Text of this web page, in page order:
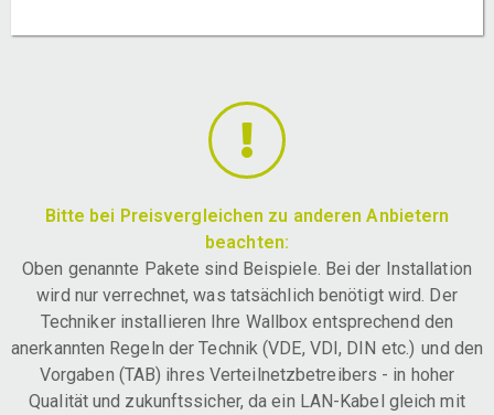
Bitte bei Preisvergleichen zu anderen Anbietern
beachten:
Oben genannte Pakete sind Beispiele. Bei der Installation
wird nur verrechnet, was tatsächlich benötigt wird. Der
Techniker installieren Ihre Wallbox entsprechend den
anerkannten Regeln der Technik (VDE, VDI, DIN etc.) und den
Vorgaben (TAB) ihres Verteilnetzbetreibers - in hoher
Qualität und zukunftssicher, da ein LAN-Kabel gleich mit